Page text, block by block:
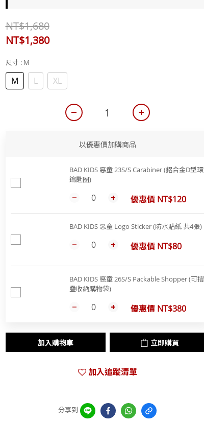
NT$1,680
NT$1,380
尺寸 : M
M L XL
以優惠價加購商品
BAD KIDS 惡童 23S/S Carabiner (鋁合金D型環
鑰匙圈)
優惠價 NT$120
BAD KIDS 惡童 Logo Sticker (防水貼紙 共4張)
優惠價 NT$80
BAD KIDS 惡童 26S/S Packable Shopper (可摺
疊收納購物袋)
優惠價 NT$380
加入購物車 立即購買
加入追蹤清單
分享到